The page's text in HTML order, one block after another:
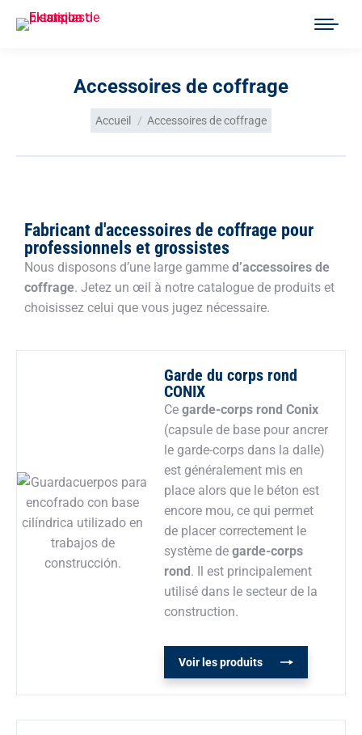
Accessoires de coffrage
Vous êtes ici :
Accueil Accessoires de coffrage
Fabricant d'accessoires de coffrage pour
professionnels et grossistes
Nous disposons d’une large gamme d’accessoires de
coffrage. Jetez un œil à notre catalogue de produits et
choisissez celui que vous jugez nécessaire.
Garde du corps rond
CONIX
Cegarde-corps rond Conix
(capsule de base pour ancrer
le garde-corps dans la dalle)
est généralement mis en
place alors que le béton est
encore mou, ce qui permet
de placer correctement le
système degarde-corps
rond. Il est principalement
utilisé dans le secteur de la
construction.
Voir les produits